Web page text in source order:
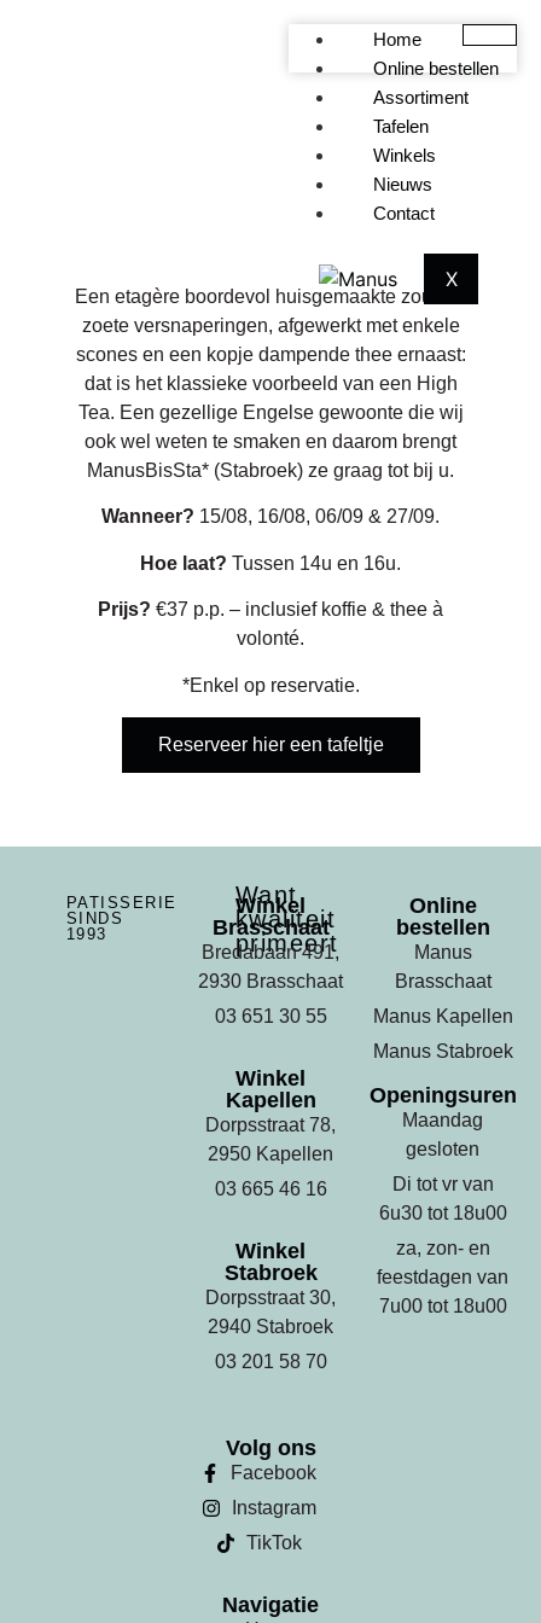
Home
Online bestellen
Assortiment
Tafelen
Winkels
Nieuws
Contact
X
(HIGH) TEA O’CLOCK
Een etagère boordevol huisgemaakte zoute &
zoete versnaperingen, afgewerkt met enkele
scones en een kopje dampende thee ernaast:
dat is het klassieke voorbeeld van een High
Tea. Een gezellige Engelse gewoonte die wij
ook wel weten te smaken en daarom brengt
ManusBisSta* (Stabroek) ze graag tot bij u.
Wanneer? 15/08, 16/08, 06/09 & 27/09.
Hoe laat? Tussen 14u en 16u.
Prijs? €37 p.p. – inclusief koffie & thee à
volonté.
*Enkel op reservatie.
Reserveer hier een tafeltje
PATISSERIE
SINDS
1993
Want
kwaliteit
primeert
Winkel
Brasschaat
Bredabaan 491,
2930 Brasschaat
03 651 30 55
Winkel
Kapellen
Dorpsstraat 78,
2950 Kapellen
03 665 46 16
Winkel
Stabroek
Dorpsstraat 30,
2940 Stabroek
03 201 58 70
Online
bestellen
Manus
Brasschaat
Manus Kapellen
Manus Stabroek
Openingsuren
Maandag
gesloten
Di tot vr van
6u30 tot 18u00
za, zon- en
feestdagen van
7u00 tot 18u00
Volg ons
Facebook
Instagram
TikTok
Navigatie